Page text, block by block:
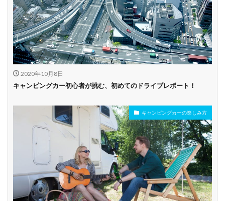
2020年10月8日
キャンピングカー初心者が挑む、初めてのドライブレポート！
キャンピングカーの楽しみ方